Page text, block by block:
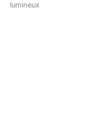
lumineux